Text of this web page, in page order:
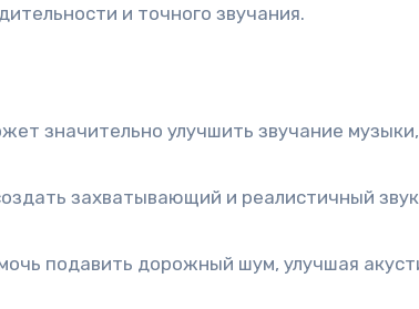
и точного звучания.
значительно улучшить звучание
захватывающий и реалистичный
подавить дорожный шум, улучшая